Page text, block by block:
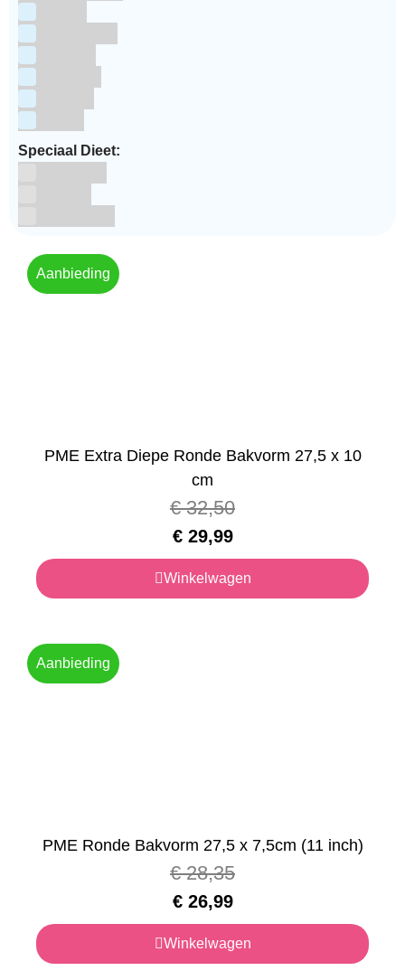
Speciaal Dieet:
Aanbieding
PME Extra Diepe Ronde Bakvorm 27,5 x 10
cm
€32,50
€29,99
Winkelwagen
Aanbieding
PME Ronde Bakvorm 27,5 x 7,5cm (11 inch)
€28,35
€26,99
Winkelwagen